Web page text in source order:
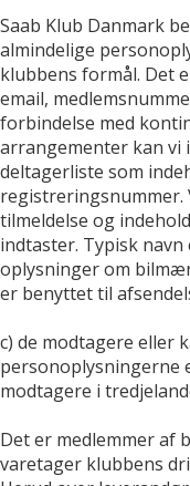
Saab Klub Danmark
almindelige
klubbens formål. Det
email,
forbindelse med
arrangementer kan vi
deltagerliste som
tilmeldelse og
indtaster. Typisk navn
oplysninger om
er benyttet til
c) de modtagere eller
personoplysningerne
modtagere i
Det er medlemmer af
varetager klubbens